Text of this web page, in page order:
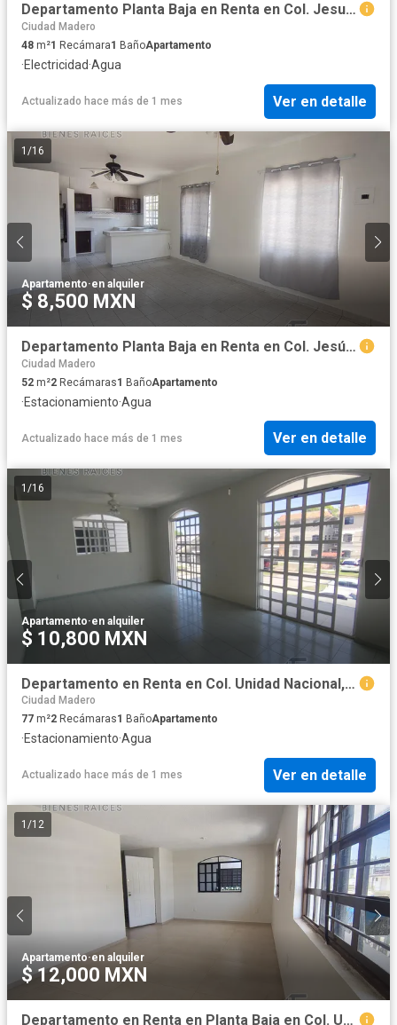
Departamento Planta Baja en Renta en Col. Jesus Luna Luna, Madero Tamaulipas.
Ciudad Madero
48 m²1 Recámara1 BañoApartamento
·Electricidad·Agua
Actualizado hace más de 1 mes Ver en detalle
1 /16
Apartamento·en alquiler
$ 8,500 MXN
Departamento Planta Baja en Renta en Col. Jesús Luna Luna, Madero Tamaulipas.
Ciudad Madero
52 m²2 Recámaras1 BañoApartamento
·Estacionamiento·Agua
Actualizado hace más de 1 mes Ver en detalle
1 /16
Apartamento·en alquiler
$ 10,800 MXN
Departamento en Renta en Col. Unidad Nacional, Madero Tamaulipas. Cerca de Av. Monterrey.
Ciudad Madero
77 m²2 Recámaras1 BañoApartamento
·Estacionamiento·Agua
Actualizado hace más de 1 mes Ver en detalle
1 /12
Apartamento·en alquiler
$ 12,000 MXN
Departamento en Renta en Planta Baja en Col. Unidad Nacional, Madero Tamaulipas.